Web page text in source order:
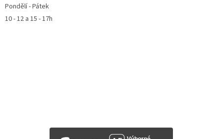
Pondělí - Pátek
10 - 12 a 15 - 17h